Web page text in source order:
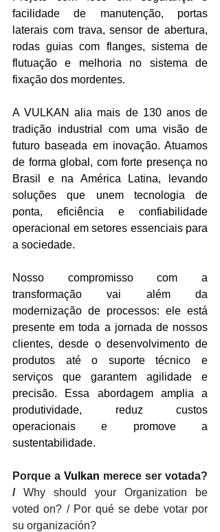
facilidade de manutenção, portas
laterais com trava, sensor de abertura,
rodas guias com flanges, sistema de
flutuação e melhoria no sistema de
fixação dos mordentes.
A VULKAN alia mais de 130 anos de
tradição industrial com uma visão de
futuro baseada em inovação. Atuamos
de forma global, com forte presença no
Brasil e na América Latina, levando
soluções que unem tecnologia de
ponta, eficiência e confiabilidade
operacional em setores essenciais para
a sociedade.
Nosso compromisso com a
transformação vai além da
modernização de processos: ele está
presente em toda a jornada de nossos
clientes, desde o desenvolvimento de
produtos até o suporte técnico e
serviços que garantem agilidade e
precisão. Essa abordagem amplia a
produtividade, reduz custos
operacionais e promove a
sustentabilidade.
Porque a Vulkan merece ser votada?
/ Why should your Organization be
voted on? / Por qué se debe votar por
su organización?